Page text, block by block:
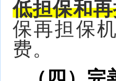
低担保和
保再担保
费。